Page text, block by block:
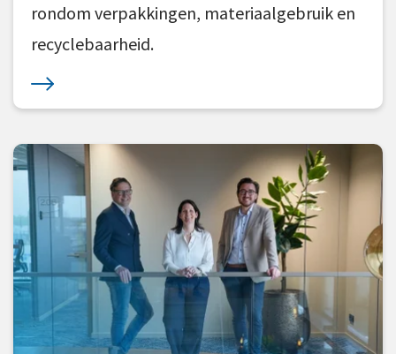
rondom verpakkingen, materiaalgebruik en
recyclebaarheid.